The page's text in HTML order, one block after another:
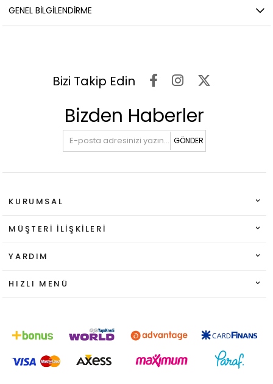
GENEL BILGILENDIRME
Bizi Takip Edin
Bizden Haberler
GÖNDER
KURUMSAL
MÜŞTERI İLIŞKILERI
YARDIM
HIZLI MENÜ